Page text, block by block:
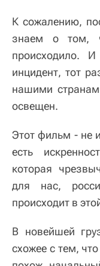
К сожалению,
знаем о том,
происходило.
инцидент, тот
нашими
освещен.
Этот фильм - не
есть
которая
для нас,
происходит в
В новейшей
схожее с тем,